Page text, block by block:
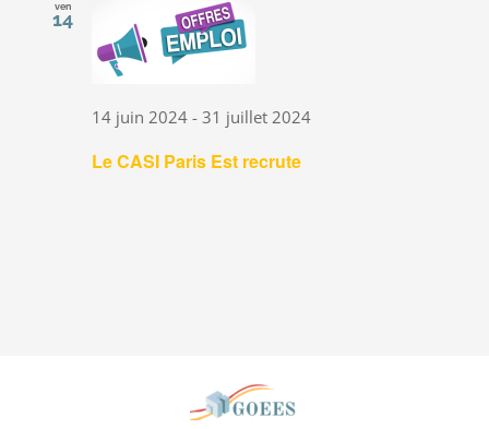
ven
14
Le CASI Paris Est recrute
14 juin 2024-31 juillet 2024